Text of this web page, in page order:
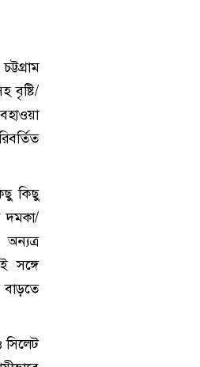
বৃষ্টি/
কিছু
দমকা/
সঙ্গে
বাড়তে
সিলেট